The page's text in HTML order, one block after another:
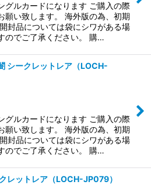
グルカードになります ご購入の際
願い致します。 海外版の為、初期
封品については袋にシワがある場
のでご了承ください。 購…
シークレットレア（LOCH-
グルカードになります ご購入の際
願い致します。 海外版の為、初期
封品については袋にシワがある場
のでご了承ください。 購…
レットレア（LOCH-JP079）